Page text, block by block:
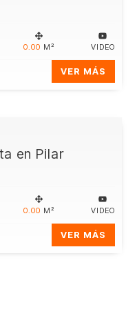
0.00 M² VIDEO
VER MÁS
en Pilar
0.00 M² VIDEO
VER MÁS